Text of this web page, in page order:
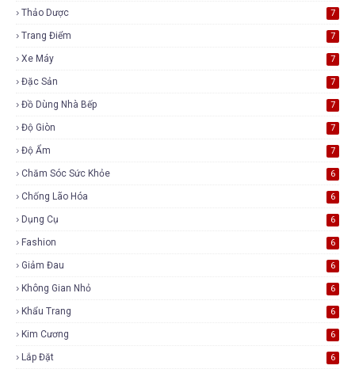
Thảo Dược 7
Trang Điểm 7
Xe Máy 7
Đặc Sản 7
Đồ Dùng Nhà Bếp 7
Độ Giòn 7
Độ Ẩm 7
Chăm Sóc Sức Khỏe 6
Chống Lão Hóa 6
Dụng Cụ 6
Fashion 6
Giảm Đau 6
Không Gian Nhỏ 6
Khẩu Trang 6
Kim Cương 6
Lắp Đặt 6